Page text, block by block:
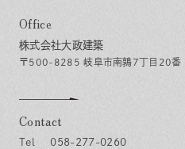
Office
株式会社大政建築
〒500-8285 岐阜市南鶉7丁目20番
Contact
058-277-0260